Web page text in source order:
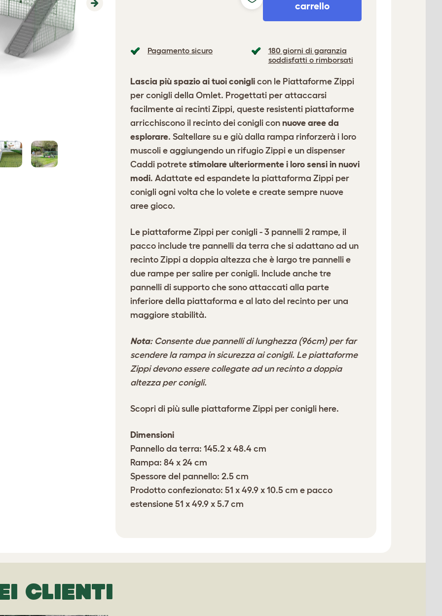
Next
carrello
Pagamento sicuro
180 giorni di garanzia
soddisfatti o rimborsati
Lascia più spazio ai tuoi conigli con le Piattaforme Zippi
per conigli della Omlet. Progettati per attaccarsi
facilmente ai recinti Zippi, queste resistenti piattaforme
arricchiscono il recinto dei conigli con nuove aree da
esplorare. Saltellare su e giù dalla rampa rinforzerà i loro
muscoli e aggiungendo un rifugio Zippi e un dispenser
Caddi potrete stimolare ulteriormente i loro sensi in nuovi
modi. Adattate ed espandete la piattaforma Zippi per
conigli ogni volta che lo volete e create sempre nuove
aree gioco.
Le piattaforme Zippi per conigli - 3 pannelli 2 rampe, il
pacco include tre pannelli da terra che si adattano ad un
recinto Zippi a doppia altezza che è largo tre pannelli e
due rampe per salire per conigli. Include anche tre
pannelli di supporto che sono attaccati alla parte
inferiore della piattaforma e al lato del recinto per una
maggiore stabilità.
Nota: Consente due pannelli di lunghezza (96cm) per far
scendere la rampa in sicurezza ai conigli. Le piattaforme
Zippi devono essere collegate ad un recinto a doppia
altezza per conigli.
Scopri di più sulle piattaforme Zippi per conigli here.
Dimensioni
Pannello da terra: 145.2 x 48.4 cm
Rampa: 84 x 24 cm
Spessore del pannello: 2.5 cm
Prodotto confezionato: 51 x 49.9 x 10.5 cm e pacco
estensione 51 x 49.9 x 5.7 cm
CLIENTI